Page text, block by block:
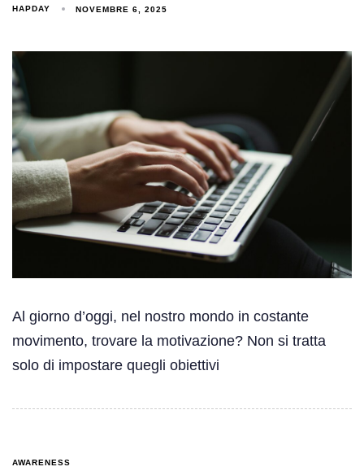
HAPDAY NOVEMBRE 6, 2025
Al giorno d’oggi, nel nostro mondo in costante
movimento, trovare la motivazione? Non si tratta
solo di impostare quegli obiettivi
AWARENESS